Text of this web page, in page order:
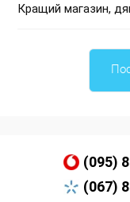
Кращий магазин,
(095)
(067)